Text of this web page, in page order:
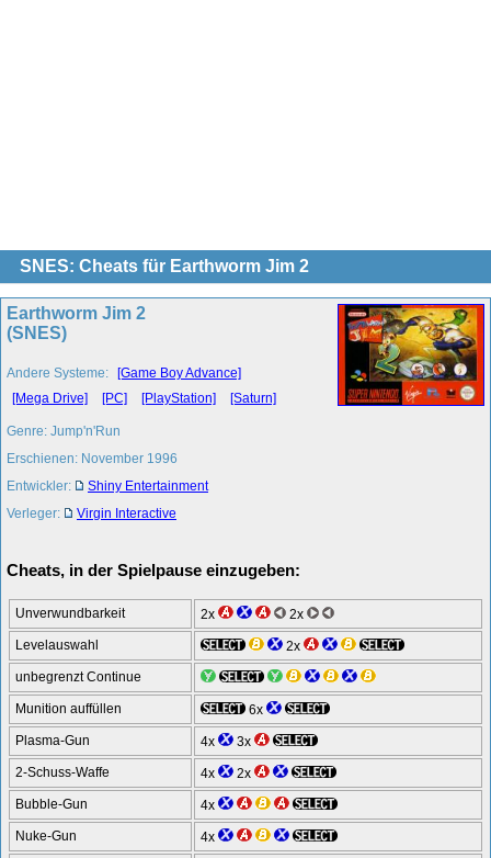
SNES: Cheats für Earthworm Jim 2
Earthworm Jim 2
(SNES)
Andere Systeme: [Game Boy Advance]
[Mega Drive]
[PC] [PlayStation] [Saturn]
Genre: Jump'n'Run
Erschienen: November 1996
Entwickler:
Shiny Entertainment
Verleger:
Virgin Interactive
Cheats, in der Spielpause einzugeben:
Unverwundbarkeit 2x
2x
Levelauswahl
2x
unbegrenzt Continue
Munition auffüllen
6x
Plasma-Gun
4x
3x
2-Schuss-Waffe
4x
2x
Bubble-Gun
4x
Nuke-Gun
4x